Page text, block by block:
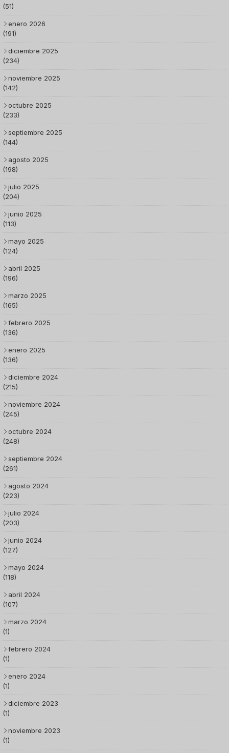
(51)
enero 2026
(191)
diciembre 2025
(234)
noviembre 2025
(142)
octubre 2025
(233)
septiembre 2025
(144)
agosto 2025
(198)
julio 2025
(204)
junio 2025
(113)
mayo 2025
(124)
abril 2025
(196)
marzo 2025
(165)
febrero 2025
(136)
enero 2025
(136)
diciembre 2024
(215)
noviembre 2024
(245)
octubre 2024
(248)
septiembre 2024
(261)
agosto 2024
(223)
julio 2024
(203)
junio 2024
(127)
mayo 2024
(118)
abril 2024
(107)
marzo 2024
(1)
febrero 2024
(1)
enero 2024
(1)
diciembre 2023
(1)
noviembre 2023
(1)